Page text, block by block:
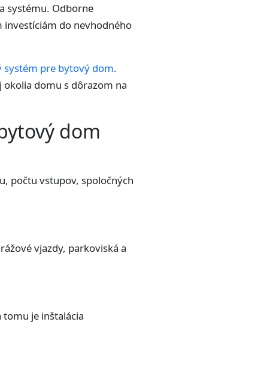
systému. Odborne
do nevhodného
systém pre bytový dom.
domu s dôrazom na
dom
počtu vstupov, spoločných
vjazdy, parkoviská a
tomu je inštalácia